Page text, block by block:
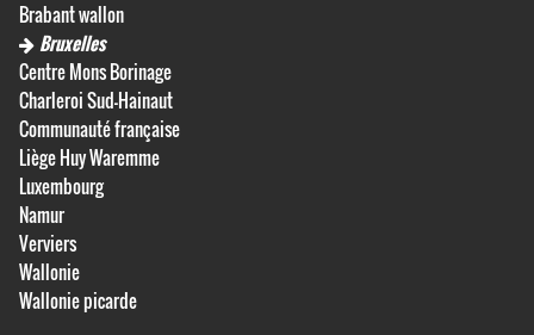
Brabant wallon
Bruxelles
Centre Mons Borinage
Charleroi Sud-Hainaut
Communauté française
Liège Huy Waremme
Luxembourg
Namur
Verviers
Wallonie
Wallonie picarde